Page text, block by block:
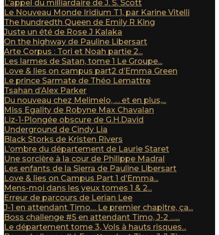
L’appel du milliardaire de J. S. Scott
Le Nouveau Monde Iridium T1, par Karine Vitelli
The hundredth Queen de Emily R King
Juste un été de Rose J Kalaka
On the highway de Pauline Libersart
Arte Corpus : Tori et Noah partie 2...
Les larmes de Satan, tome 1 Le Groupe...
Love & lies on campus part2 d’Emma Green
Le prince Sarmate de Théo Lemattre
Tsahan d’Alex Parker
Du nouveau chez Melimelo, … et en plus,...
Miss Egality de Robyne Max Chavalan
Liz-1-Plongée obscure de G.H.David
Underground de Cindy Lia
Black Storks de Kristen Rivers
L’ombre du département de Laurie Staret
Une sorcière à la cour de Philippe Madral
Les enfants de la Sierra de Pauline Libersart
Love & lies on Campus Part 1 d’Emma...
Mens-moi dans les yeux tomes 1 & 2...
Erreur de parcours de Lerian Lee
J-1 en attendant Timo… Le premier chapitre, ça...
Boss challenge #5 en attendant Timo, J-2 …...
Le département tome 3, Vols à hauts risques...